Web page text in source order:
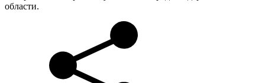
области.